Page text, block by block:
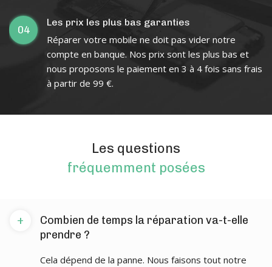
04
Les prix les plus bas garanties
Réparer votre mobile ne doit pas vider notre
compte en banque. Nos prix sont les plus bas et
nous proposons le paiement en 3 à 4 fois sans frais
à partir de 99 €.
Les questions
fréquemment posées
Combien de temps la réparation va-t-elle
prendre ?
+
Cela dépend de la panne. Nous faisons tout notre